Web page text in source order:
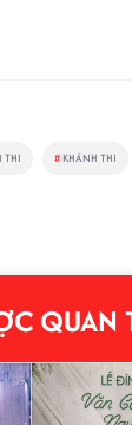
THI # KHÁNH THI
QUAN